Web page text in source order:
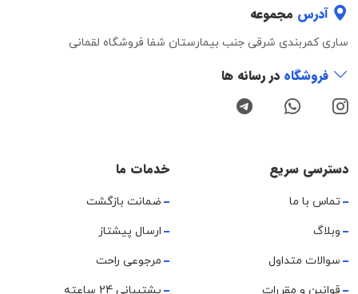
آدرس مجموعه
ساری کمربندی شرقی جنب بیمارستان شفا فروشگاه لقمانی
فروشگاه در رسانه ها
دسترسی سریع
تماس با ما
وبلاگ
سوالات متداول
قوانین و مقررات
خدمات ما
ضمانت بازگشت
ارسال پیشتاز
مرجوعی راحت
پشتیبانی 24 ساعته